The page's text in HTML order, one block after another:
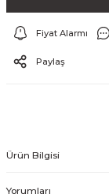
ve Şort
Fiyat Alarmı
Paylaş
Ürün Bilgisi
Yorumları